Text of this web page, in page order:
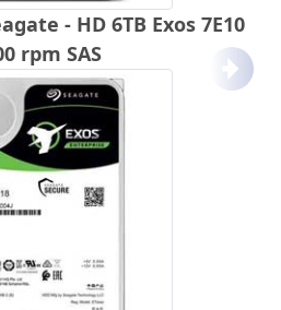
- HD 6TB Exos 7E10
rpm SAS